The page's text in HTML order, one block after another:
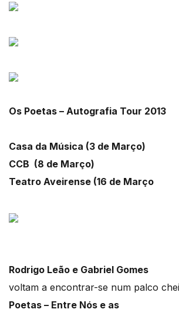
Os Poetas – Autografia Tour 2013
Casa da Música (3 de Março)
CCB (8 de Março)
Teatro Aveirense (16 de Março
Rodrigo Leão e Gabriel Gomes
voltam a encontrar-se num palco
Poetas – Entre Nós e as